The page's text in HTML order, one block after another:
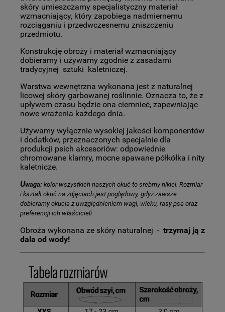
skóry umieszczamy specjalistyczny materiał
wzmacniający, który zapobiega nadmiernemu
rozciąganiu i przedwczesnemu zniszczeniu
przedmiotu.
Konstrukcję obroży i materiał wzmacniający
dobieramy i używamy zgodnie z zasadami
tradycyjnej sztuki kaletniczej.
Warstwa wewnętrzna wykonana jest z naturalnej
licowej skóry garbowanej roślinnie. Oznacza to, że z
upływem czasu będzie ona ciemnieć, zapewniając
nowe wrażenia każdego dnia.
Używamy wyłącznie wysokiej jakości komponentów
i dodatków, przeznaczonych specjalnie dla
produkcji psich akcesoriów: odpowiednie
chromowane klamry, mocne spawane półkółka i nity
kaletnicze.
Uwaga: kolor wszystkich naszych okuć to srebrny nikiel. Rozmiar
i kształt okuć na zdjęciach jest poglądowy, gdyż zawsze
dobieramy okucia z uwzględnieniem wagi, wieku, rasy psa oraz
preferencji ich właścicieli
Obroża wykonana ze skóry naturalnej - trzymaj ją z
dala od wody!